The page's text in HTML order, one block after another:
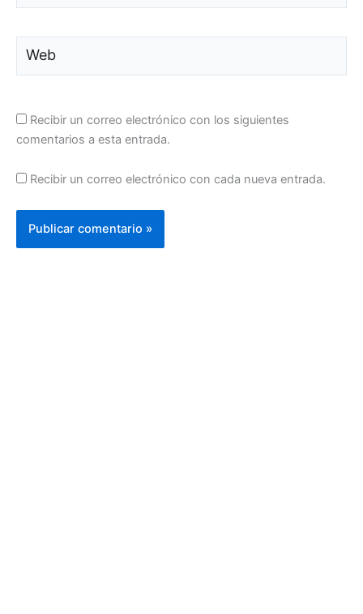
Recibir un correo electrónico con los siguientes
comentarios a esta entrada.
Recibir un correo electrónico con cada nueva entrada.